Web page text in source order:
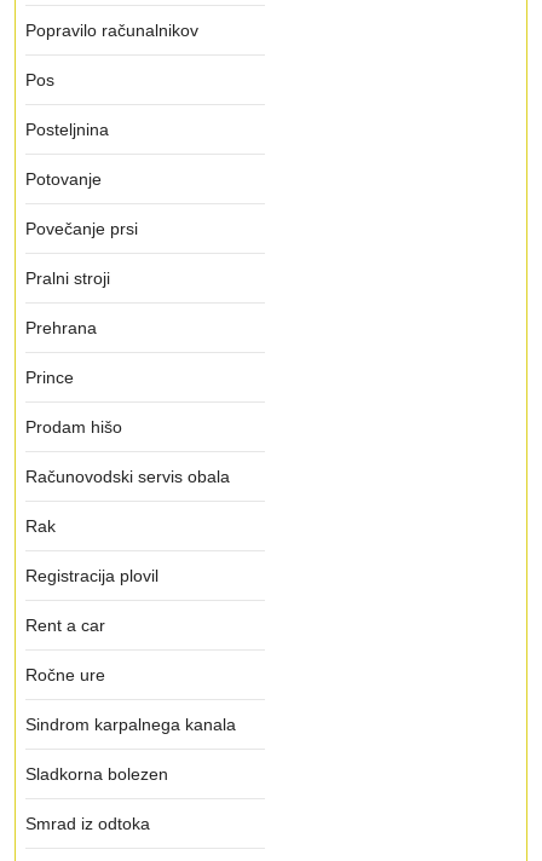
Popravilo računalnikov
Pos
Posteljnina
Potovanje
Povečanje prsi
Pralni stroji
Prehrana
Prince
Prodam hišo
Računovodski servis obala
Rak
Registracija plovil
Rent a car
Ročne ure
Sindrom karpalnega kanala
Sladkorna bolezen
Smrad iz odtoka